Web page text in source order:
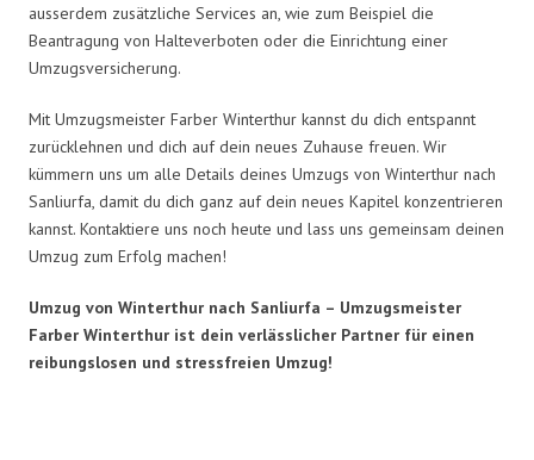
ausserdem zusätzliche Services an, wie zum Beispiel die
Beantragung von Halteverboten oder die Einrichtung einer
Umzugsversicherung.
Mit Umzugsmeister Farber Winterthur kannst du dich entspannt
zurücklehnen und dich auf dein neues Zuhause freuen. Wir
kümmern uns um alle Details deines Umzugs von Winterthur nach
Sanliurfa, damit du dich ganz auf dein neues Kapitel konzentrieren
kannst. Kontaktiere uns noch heute und lass uns gemeinsam deinen
Umzug zum Erfolg machen!
Umzug von Winterthur nach Sanliurfa – Umzugsmeister
Farber Winterthur ist dein verlässlicher Partner für einen
reibungslosen und stressfreien Umzug!